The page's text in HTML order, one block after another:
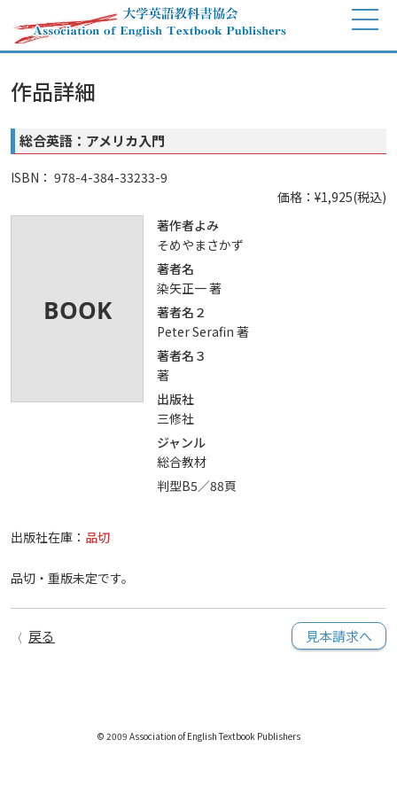
作品詳細
総合英語：アメリカ入門
ISBN： 978-4-384-33233-9
価格：¥1,925(税込)
著作者よみ
そめやまさかず
著者名
染矢正一 著
著者名２
Peter Serafin 著
著者名３
著
出版社
三修社
ジャンル
総合教材
判型B5／88頁
出版社在庫： 品切
品切・重版未定です。
戻る 見本請求へ
© 2009 Association of English Textbook Publishers